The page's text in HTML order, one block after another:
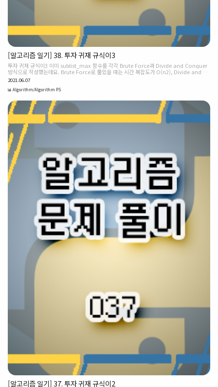
[알고리즘 일기] 38. 투자 귀재 규식이3
투자 귀재 규식이3 이미 sublist_max 함수를 각각 Brute Force과 Divide and Conquer
방식으로 작성했는데요. Brute Force로 풀었을 때는 시간 복잡도가 O(n2), Divide and
Conquer를 사용했을 때는 O(nlgn)였습니다. 이에는 시간 복잡도를 O(n)로 한 번 더 단축
해보세요! ❧ 테스트 셋 def sublist_max(profits): # Code # Test
print(sublist_max([7, -3, 4, -8])) print(sublist_max([-2, -3, 4, -1, -2, 1, 5, -3, -1]))
이전까..
2021.06.07
📊 Algorithm/Algorithm PS
[알고리즘 일기] 37. 투자 귀재 규식이2